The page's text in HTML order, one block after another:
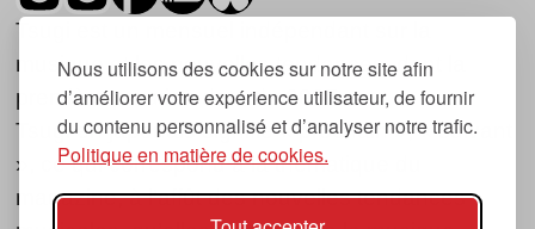
Nous utilisons des cookies sur notre site afin
d’améliorer votre expérience utilisateur, de fournir
du contenu personnalisé et d’analyser notre trafic.
Politique en matière de cookies.
Tsugi est un mensuel indépendant sur la
musique et les nouvelles tendances, dont la
première parution date de 2007.
Tsugi en japonais signifie « prochain », « suivant
», ce qui correspond à la thématique du
magazine, à l’affût des nouvelles tendances